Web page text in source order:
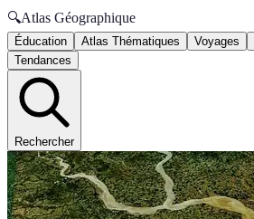
🔍Atlas Géographique
Éducation Atlas Thématiques Voyages
Tendances
Rechercher